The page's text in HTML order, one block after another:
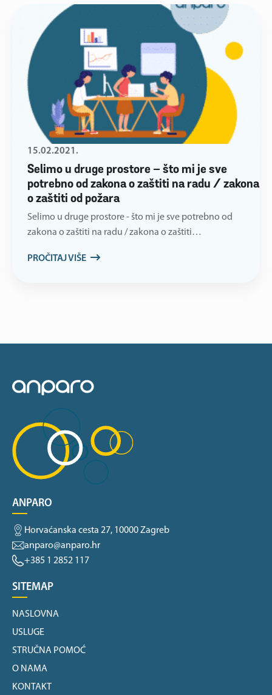
Selimo u druge prostore – što mi je sve
potrebno od zakona o zaštiti na radu / zakona
o zaštiti od požara
15.02.2021.
Selimo u druge prostore - što mi je sve potrebno od
zakona o zaštiti na radu / zakona o zaštiti…
PROČITAJ VIŠE
ANPARO
Horvaćanska cesta 27, 10000 Zagreb
anparo@anparo.hr
+385 1 2852 117
SITEMAP
NASLOVNA
USLUGE
STRUČNA POMOĆ
O NAMA
KONTAKT